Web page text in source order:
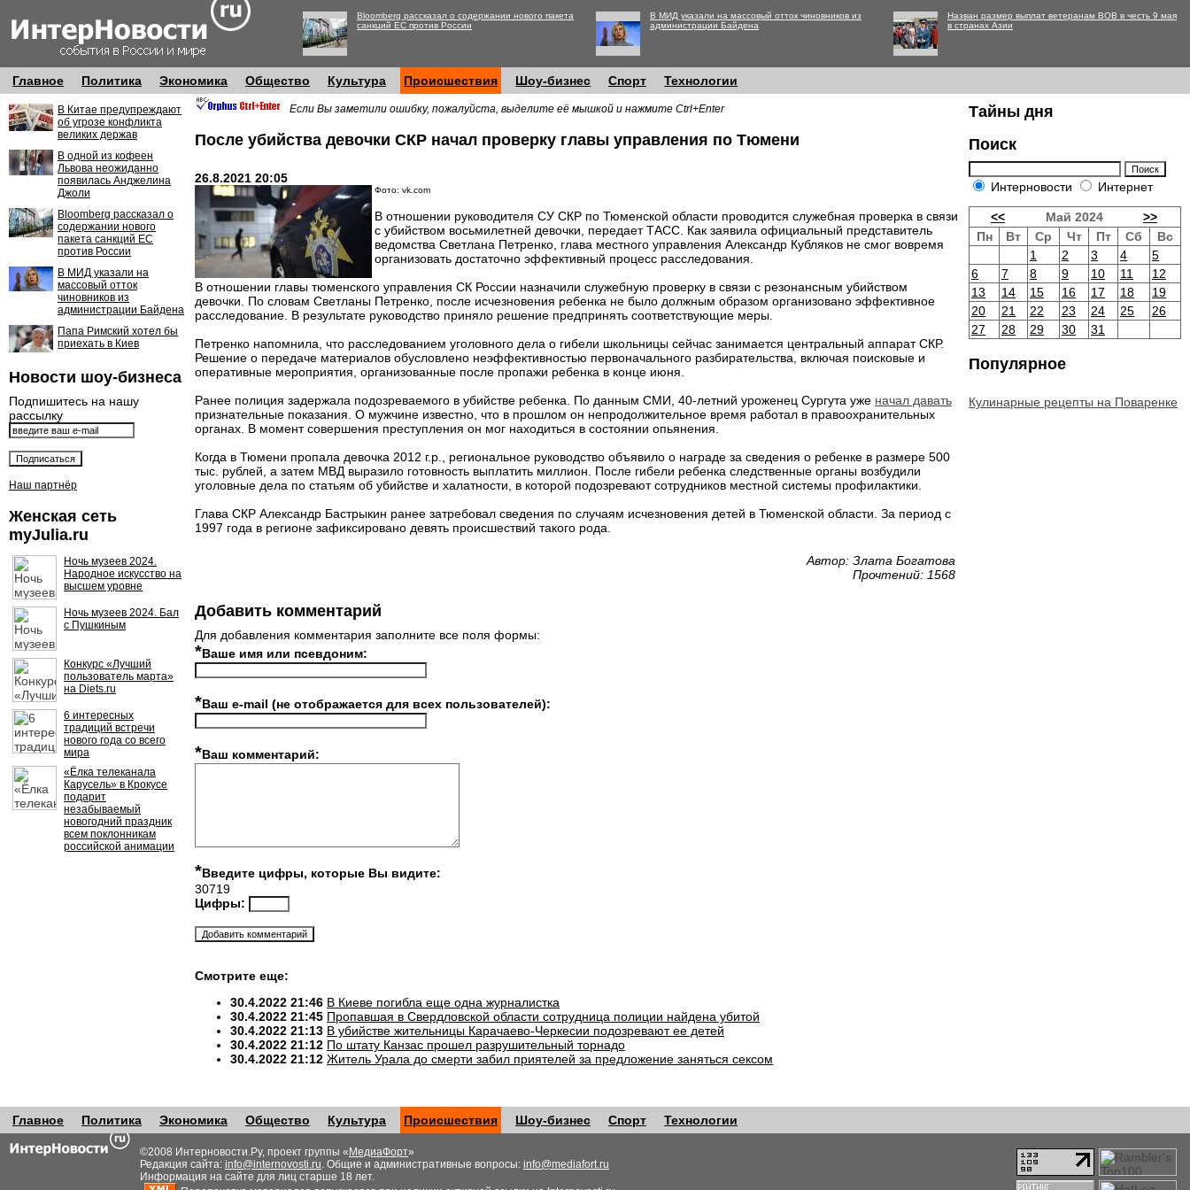
Bloomberg рассказал о содержании нового пакета
санкций ЕС против России
В МИД указали на массовый отток чиновников из
администрации Байдена
Назван размер выплат ветеранам ВОВ в честь 9 мая
в странах Азии
Главное Политика Экономика Общество Культура Происшествия Шоу-бизнес Спорт Технологии
В Китае предупреждают
об угрозе конфликта
великих держав
В одной из кофеен
Львова неожиданно
появилась Анджелина
Джоли
Bloomberg рассказал о
содержании нового
пакета санкций ЕС
против России
В МИД указали на
массовый отток
чиновников из
администрации Байдена
Папа Римский хотел бы
приехать в Киев
Новости шоу-бизнеса
Подпишитесь на нашу
рассылку
Наш партнёр
Женская сеть
myJulia.ru
Ночь музеев 2024.
Народное искусство на
высшем уровне
Ночь музеев 2024. Бал
с Пушкиным
Конкурс «Лучший
пользователь марта»
на Diets.ru
6 интересных
традиций встречи
нового года со всего
мира
«Ёлка телеканала
Карусель» в Крокусе
подарит
незабываемый
новогодний праздник
всем поклонникам
российской анимации
Если Вы заметили ошибку, пожалуйста, выделите её мышкой и нажмите Ctrl+Enter
После убийства девочки СКР начал проверку главы управления по Тюмени
26.8.2021 20:05
Фото: vk.com
В отношении руководителя СУ СКР по Тюменской области проводится служебная проверка в связи
с убийством восьмилетней девочки, передает ТАСС. Как заявила официальный представитель
ведомства Светлана Петренко, глава местного управления Александр Кубляков не смог вовремя
организовать достаточно эффективный процесс расследования.
В отношении главы тюменского управления СК России назначили служебную проверку в связи с резонансным убийством
девочки. По словам Светланы Петренко, после исчезновения ребенка не было должным образом организовано эффективное
расследование. В результате руководство приняло решение предпринять соответствующие меры.
Петренко напомнила, что расследованием уголовного дела о гибели школьницы сейчас занимается центральный аппарат СКР.
Решение о передаче материалов обусловлено неэффективностью первоначального разбирательства, включая поисковые и
оперативные мероприятия, организованные после пропажи ребенка в конце июня.
Ранее полиция задержала подозреваемого в убийстве ребенка. По данным СМИ, 40-летний уроженец Сургута уже начал давать
признательные показания. О мужчине известно, что в прошлом он непродолжительное время работал в правоохранительных
органах. В момент совершения преступления он мог находиться в состоянии опьянения.
Когда в Тюмени пропала девочка 2012 г.р., региональное руководство объявило о награде за сведения о ребенке в размере 500
тыс. рублей, а затем МВД выразило готовность выплатить миллион. После гибели ребенка следственные органы возбудили
уголовные дела по статьям об убийстве и халатности, в которой подозревают сотрудников местной системы профилактики.
Глава СКР Александр Бастрыкин ранее затребовал сведения по случаям исчезновения детей в Тюменской области. За период с
1997 года в регионе зафиксировано девять происшествий такого рода.
Автор: Злата Богатова
Прочтений: 1568
Добавить комментарий
Для добавления комментария заполните все поля формы:
*Ваше имя или псевдоним:
*Ваш e-mail (не отображается для всех пользователей):
*Ваш комментарий:
*Введите цифры, которые Вы видите:
30719
Цифры:
Смотрите еще:
30.4.2022 21:46 В Киеве погибла еще одна журналистка
30.4.2022 21:45 Пропавшая в Свердловской области сотрудница полиции найдена убитой
30.4.2022 21:13 В убийстве жительницы Карачаево-Черкесии подозревают ее детей
30.4.2022 21:12 По штату Канзас прошел разрушительный торнадо
30.4.2022 21:12 Житель Урала до смерти забил приятелей за предложение заняться сексом
Тайны дня
Поиск
Интерновости Интернет
<< Май 2024
>>
Пн
Вт Ср Чт Пт Сб
Вс
1
2 3 4
5
6
7 8 9 10 11
12
13
14 15 16 17 18
19
20
21 22 23 24 25
26
27
28 29 30 31
Популярное
Кулинарные рецепты на Поваренке
Главное Политика Экономика Общество Культура Происшествия Шоу-бизнес Спорт Технологии
©2008 Интерновости.Ру, проект группы « МедиаФорт»
Редакция сайта: info@internovosti.ru. Общие и административные вопросы: info@mediafort.ru
Информация на сайте для лиц старше 18 лет.